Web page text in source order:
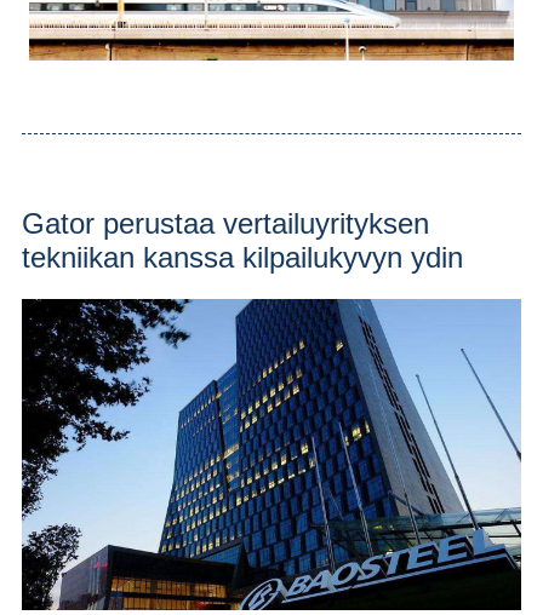
Gator perustaa vertailuyrityksen
tekniikan kanssa kilpailukyvyn ydin